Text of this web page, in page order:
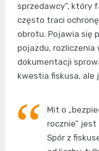
sprzedawcy”, który
często traci
obrotu. Pojawia się
pojazdu, rozliczenia
dokumentacji
kwestia fiskusa, ale
Mit o
rocznie” jest
Spór z